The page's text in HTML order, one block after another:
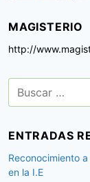
MAGISTERIO
http://
a
r
:
ENTRADAS
Reconocimiento
en la I.E